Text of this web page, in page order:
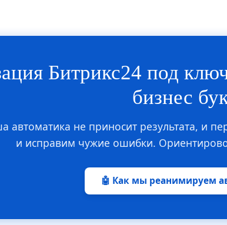
Битрикс24 под
бизнес
автоматика не приносит результата, и
и исправим чужие ошибки.
🤖 Как мы реанимируем